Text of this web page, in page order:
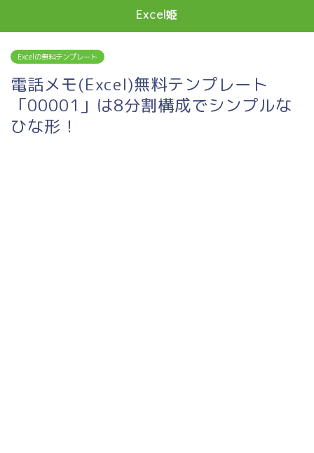
Excel姫
Excelの無料テンプレート
電話メモ(Excel)無料テンプレート
「00001」は8分割構成でシンプルな
ひな形！